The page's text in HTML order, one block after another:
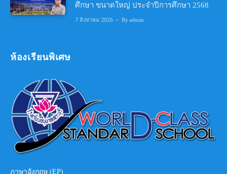
ศึกษา ขนาดใหญ่ ประจำปีการศึกษา 2568
7 สิงหาคม 2026 By admin
ห้องเรียนพิเศษ
ภาษาอังกฤษ (EP)